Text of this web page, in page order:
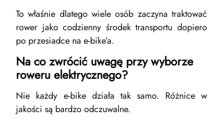
To właśnie dlatego wiele osób zaczyna traktować
rower jako codzienny środek transportu dopiero
po przesiadce na e-bike’a.
Na co zwrócić uwagę przy wyborze
roweru elektrycznego?
Nie każdy e-bike działa tak samo. Różnice w
jakości są bardzo odczuwalne.